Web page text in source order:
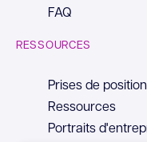
FAQ
RESSOURCES
Prises de position
Ressources
Portraits